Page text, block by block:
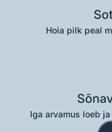
Hoia pilk peal
Iga arvamus loeb